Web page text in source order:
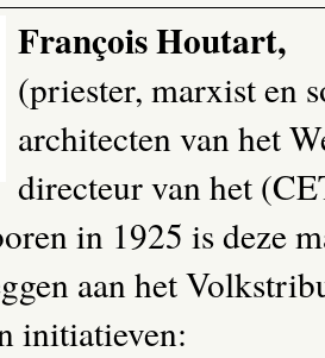
François Houtart,
(priester, marxist en
architecten van het
directeur van het
in 1925 is deze
aan het
initiatieven: